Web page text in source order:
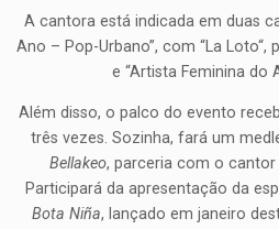
A cantora está indicada em duas
Ano – Pop-Urbano”, com “La Loto“,
e “Artista Feminina do
Além disso, o palco do evento
três vezes. Sozinha, fará um
Bellakeo, parceria com o cantor
Participará da apresentação da
Bota Niña, lançado em janeiro